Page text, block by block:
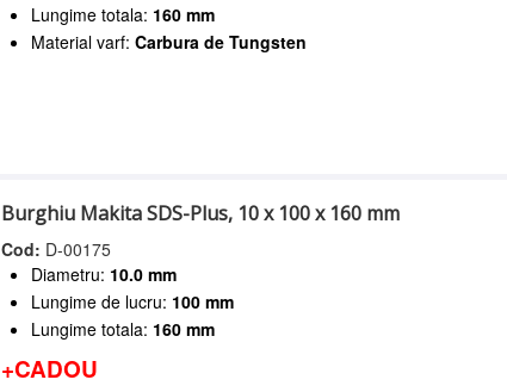
Lungime totala: 160 mm
Material varf:Carbura de Tungsten
Burghiu Makita SDS-Plus, 10 x 100 x 160 mm
Cod: D-00175
Diametru: 10.0 mm
Lungime de lucru: 100 mm
Lungime totala: 160 mm
+CADOU